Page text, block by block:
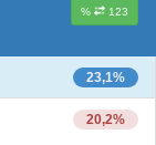
% 123
23,1%
20,2%